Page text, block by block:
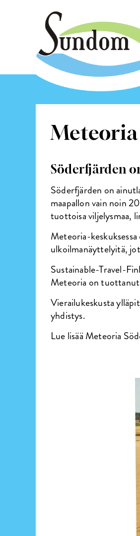
Söderfjärden
Söderfjärden on
maapallon vain noin
tuottoisa viljelysmaa,
Meteoria-
ulkoilmanäyttelyitä,
Sustainable-Travel-
Meteoria on tuottanut
Vierailukeskusta
yhdistys.
Lue lisää Meteoria